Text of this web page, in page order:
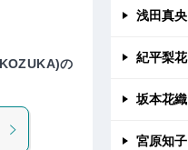
の
浅田真央
紀平梨花
坂本花織
宮原知子